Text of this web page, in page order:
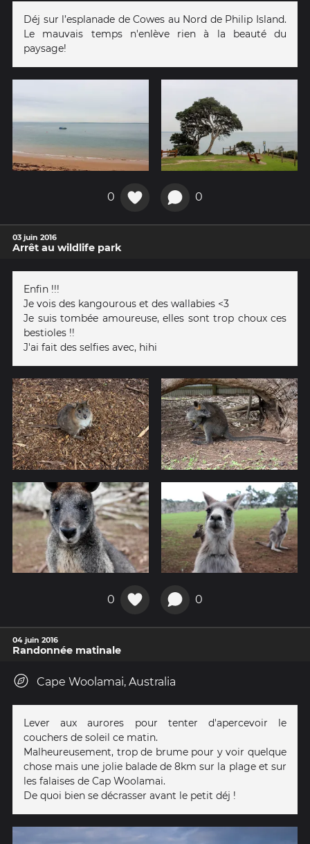
Déj sur l’esplanade de Cowes au Nord de Philip Island.
Le mauvais temps n'enlève rien à la beauté du
paysage!
0 0
03 juin 2016
Arrêt au wildlife park
Enfin !!!
Je vois des kangourous et des wallabies <3
Je suis tombée amoureuse, elles sont trop choux ces
bestioles !!
J'ai fait des selfies avec, hihi
0 0
04 juin 2016
Randonnée matinale
Cape Woolamai, Australia
Lever aux aurores pour tenter d'apercevoir le
couchers de soleil ce matin.
Malheureusement, trop de brume pour y voir quelque
chose mais une jolie balade de 8km sur la plage et sur
les falaises de Cap Woolamai.
De quoi bien se décrasser avant le petit déj !